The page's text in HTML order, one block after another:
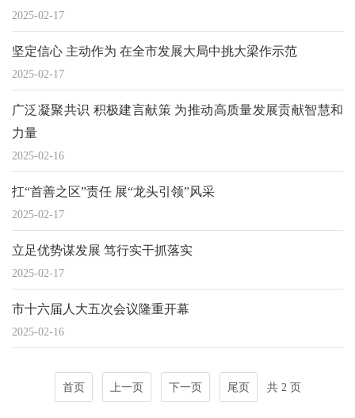
2025-02-17
坚定信心 主动作为 在全市发展大局中挑大梁作示范
2025-02-17
广泛凝聚共识 积极建言献策 为推动高质量发展贡献智慧和
力量
2025-02-16
扛“首善之区”责任 展“龙头引领”风采
2025-02-17
立足优势谋发展 笃行实干抓落实
2025-02-17
市十六届人大五次会议隆重开幕
2025-02-16
首页 上一页 下一页 尾页 共 2 页